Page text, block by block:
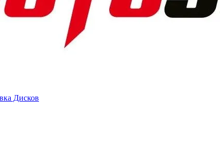
Дисков